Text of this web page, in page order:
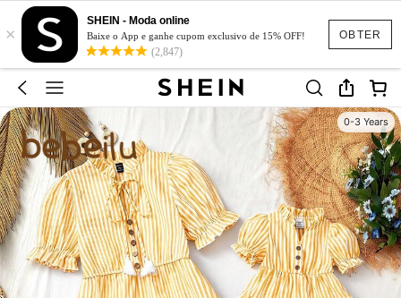
OBTER
×
SHEIN - Moda online
Baixe o App e ganhe cupom exclusivo de 15% OFF!
(2,847)
0-3 Years